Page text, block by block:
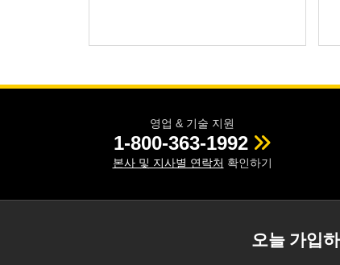
영업 & 기술 지원
1-800-363-1992
본사 및 지사별 연락처 확인하기
오늘 가입